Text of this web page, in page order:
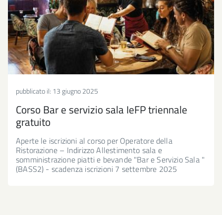
pubblicato il: 13 giugno 2025
Corso Bar e servizio sala IeFP triennale
gratuito
Aperte le iscrizioni al corso per Operatore della
Ristorazione – Indirizzo Allestimento sala e
somministrazione piatti e bevande "Bar e Servizio Sala "
(BASS2) - scadenza iscrizioni 7 settembre 2025